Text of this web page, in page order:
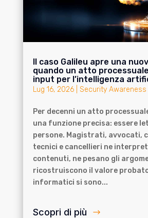
Il caso Galileu apre una
quando un atto
input per l’intelligenza
Lug 16, 2026| Security Awareness
Per decenni un atto
una funzione precisa: essere
persone. Magistrati, avvocati,
tecnici e cancellieri ne
contenuti, ne pesano gli
ricostruiscono il valore
informatici si sono...
Scopri di più